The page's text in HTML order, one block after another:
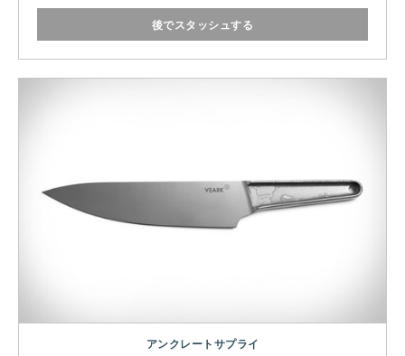
後でスタッシュする
アンクレートサプライ